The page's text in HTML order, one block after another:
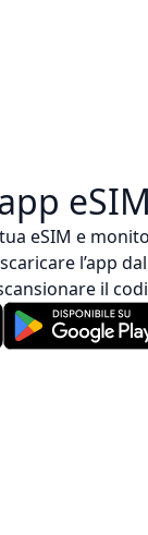
eSIM e
l’app
il